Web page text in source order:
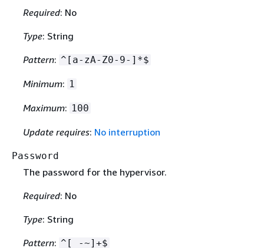
Required: No
Type: String
Pattern: ^[a-zA-Z0-9-]*$
Minimum: 1
Maximum: 100
Update requires: No interruption
Password
The password for the hypervisor.
Required: No
Type: String
Pattern: ^[ -~]+$